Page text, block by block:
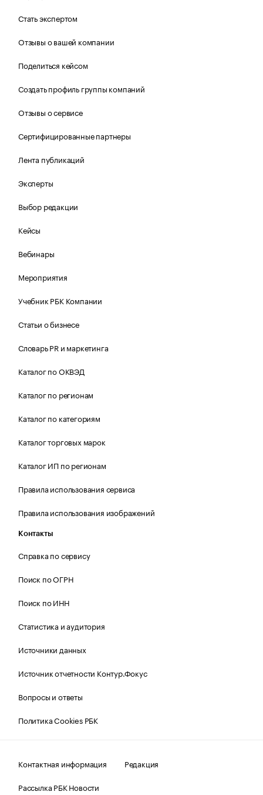
Стать экспертом
Отзывы о вашей компании
Поделиться кейсом
Создать профиль группы компаний
Отзывы о сервисе
Сертифицированные партнеры
Лента публикаций
Эксперты
Выбор редакции
Кейсы
Вебинары
Мероприятия
Учебник РБК Компании
Статьи о бизнесе
Словарь PR и маркетинга
Каталог по ОКВЭД
Каталог по регионам
Каталог по категориям
Каталог торговых марок
Каталог ИП по регионам
Правила использования сервиса
Правила использования изображений
Контакты
Справка по сервису
Поиск по ОГРН
Поиск по ИНН
Статистика и аудитория
Источники данных
Источник отчетности Контур.Фокус
Вопросы и ответы
Политика Cookies РБК
Контактная информация
Редакция
Рассылка РБК Новости